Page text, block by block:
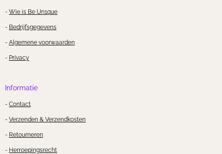
- Wie is Be Un1que
- Bedrijfsgegevens
- Algemene voorwaarden
- Privacy
Informatie
- Contact
- Verzenden & Verzendkosten
- Retourneren
- Herroepingsrecht